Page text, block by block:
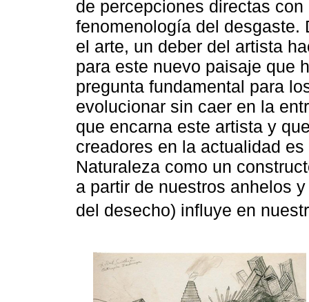
de percepciones directas
fenomenología del desgaste.
el arte, un deber del artista
para este nuevo paisaje que
pregunta fundamental para
evolucionar sin caer en la
que encarna este artista y
creadores en la actualidad
Naturaleza como un
a partir de nuestros anhelos
del desecho) influye en